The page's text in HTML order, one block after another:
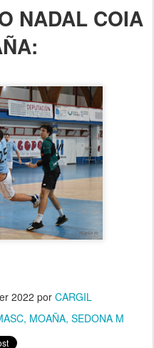
NADAL COIA
2022 por CARGIL
MOAÑA SEDONA M